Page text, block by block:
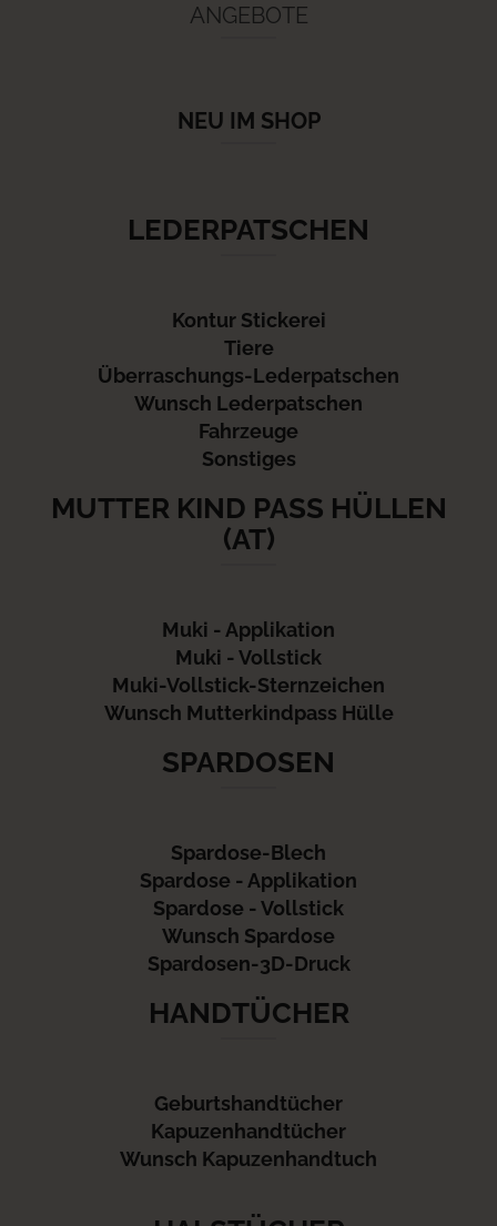
ANGEBOTE
NEU IM SHOP
LEDERPATSCHEN
Kontur Stickerei
Tiere
Überraschungs-Lederpatschen
Wunsch Lederpatschen
Fahrzeuge
Sonstiges
MUTTER KIND PASS HÜLLEN
(AT)
Muki - Applikation
Muki - Vollstick
Muki-Vollstick-Sternzeichen
Wunsch Mutterkindpass Hülle
SPARDOSEN
Spardose-Blech
Spardose - Applikation
Spardose - Vollstick
Wunsch Spardose
Spardosen-3D-Druck
HANDTÜCHER
Geburtshandtücher
Kapuzenhandtücher
Wunsch Kapuzenhandtuch